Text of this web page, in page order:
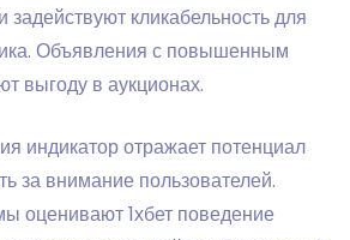
кликабельность для
Объявления с повышенным
выгоду в аукционах.
индикатор отражает потенциал
за внимание пользователей.
оценивают 1хбет поведение